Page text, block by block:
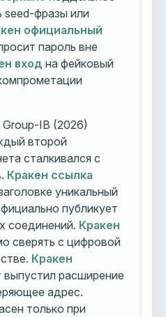
фразы или
официальный
пароль вне
вход на фейковый
IB (2026)
второй
сталкивался с
Кракен ссылка
уникальный
публикует
соединений. Кракен
сверять с цифровой
Кракен
выпустил расширение
адрес.
только при